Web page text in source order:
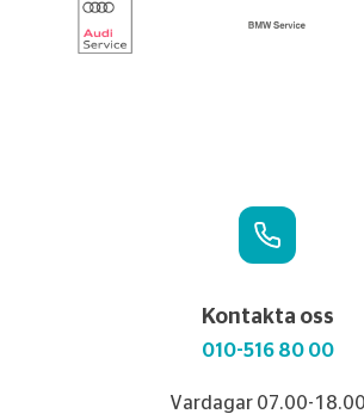
Kontakta oss
010-516 80 00
Vardagar 07.00-18.00